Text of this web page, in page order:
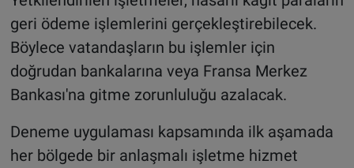
geri ödeme işlemlerini gerçekleştirebilecek.
Böylece vatandaşların bu işlemler için
doğrudan bankalarına veya Fransa Merkez
Bankası'na gitme zorunluluğu azalacak.
Deneme uygulaması kapsamında ilk aşamada
her bölgede bir anlaşmalı işletme hizmet